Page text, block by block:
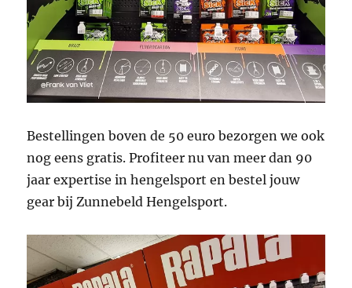
Bestellingen boven de 50 euro bezorgen we ook
nog eens gratis. Profiteer nu van meer dan 90
jaar expertise in hengelsport en bestel jouw
gear bij Zunnebeld Hengelsport.